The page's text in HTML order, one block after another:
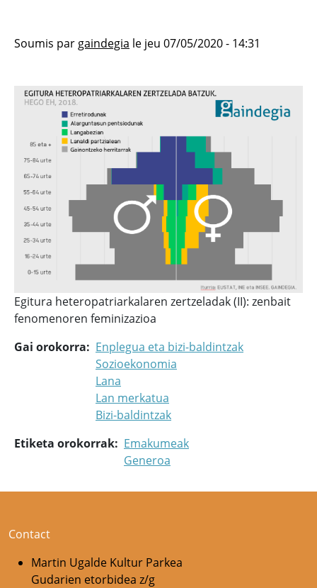
Soumis par gaindegia le jeu 07/05/2020 - 14:31
Egitura heteropatriarkalaren zertzeladak (II): zenbait
fenomenoren feminizazioa
Gai orokorra
Enplegua eta bizi-baldintzak
Sozioekonomia
Lana
Lan merkatua
Bizi-baldintzak
Etiketa orokorrak
Emakumeak
Generoa
Contact
Martin Ugalde Kultur Parkea
Gudarien etorbidea z/g